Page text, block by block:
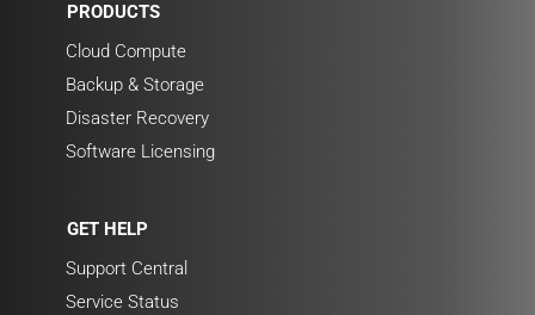
PRODUCTS
Cloud Compute
Backup & Storage
Disaster Recovery
Software Licensing
GET HELP
Support Central
Service Status